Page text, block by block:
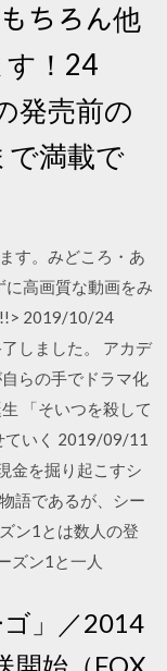
ちろん他
す！24
発売前の
で満載で
す。みどころ・あ
高画質な動画をみ
!!> 2019/10/24
しました。 アカデ
らの手でドラマ化
「そいつを殺して
ていく 2019/09/11
金を掘り起こすシ
語であるが、シー
ン1とは数人の登
ズン1と一人
」／2014
開始（FOX